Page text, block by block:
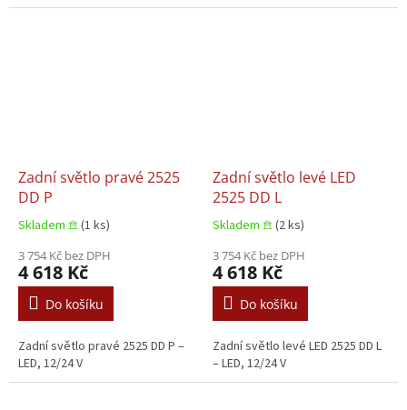
Zadní světlo pravé 2525
DD P
Skladem 𖠿 (1 ks)
3 754 Kč bez DPH
4 618 Kč
Do košíku
Zadní světlo pravé 2525 DD P –
LED, 12/24 V
Zadní světlo levé LED
2525 DD L
Skladem 𖠿 (2 ks)
3 754 Kč bez DPH
4 618 Kč
Do košíku
Zadní světlo levé LED 2525 DD L
– LED, 12/24 V